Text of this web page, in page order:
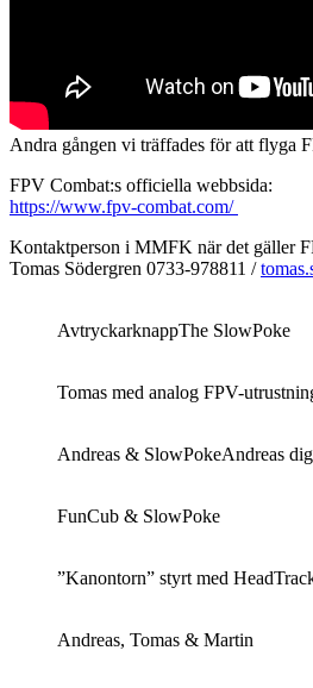
Andra gången vi träffades för att flyga
FPV Combat:s officiella webbsida:
https://www.fpv-combat.com/
Kontaktperson i MMFK när det gäller
Tomas Södergren 0733-978811 /
AvtryckarknappThe SlowPoke
Tomas med analog FPV-
Andreas & SlowPokeAndreas
FunCub & SlowPoke
”Kanontorn” styrt med
Andreas, Tomas & Martin